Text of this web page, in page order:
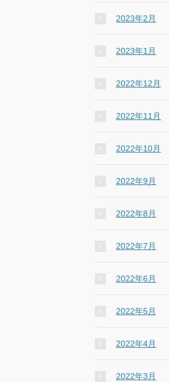
2023年2月
2023年1月
2022年12月
2022年11月
2022年10月
2022年9月
2022年8月
2022年7月
2022年6月
2022年5月
2022年4月
2022年3月